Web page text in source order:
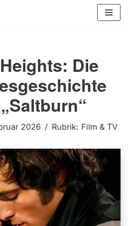
Die
2026 Rubrik: Film & TV